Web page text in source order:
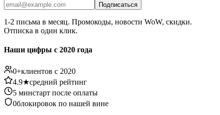
Подписаться
1-2 письма в месяц. Промокоды, новости WoW, скидки.
Отписка в один клик.
Наши цифры с 2020 года
0+клиентов с 2020
4.9★средний рейтинг
5 минстарт после оплаты
0блокировок по нашей вине